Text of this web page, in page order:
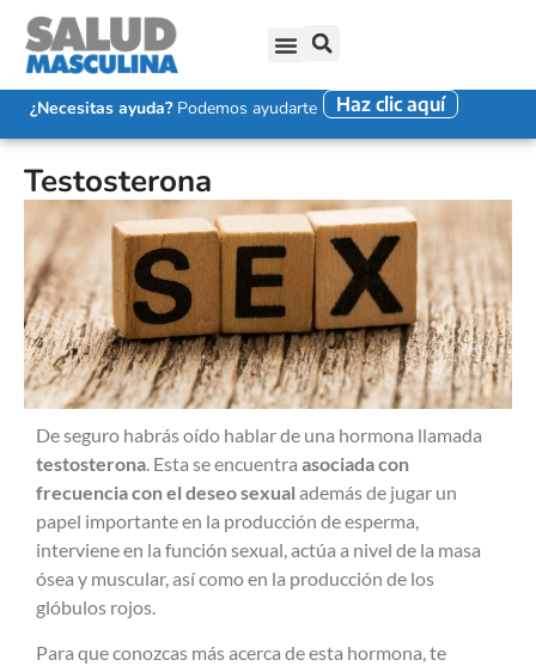
¿Necesitas ayuda?Podemos ayudarte Haz clic aquí
Testosterona
De seguro habrás oído hablar de una hormona llamada
testosterona. Esta se encuentra asociada con
frecuencia con el deseo sexual además de jugar un
papel importante en la producción de esperma,
interviene en la función sexual, actúa a nivel de la masa
ósea y muscular, así como en la producción de los
glóbulos rojos.
Para que conozcas más acerca de esta hormona, te